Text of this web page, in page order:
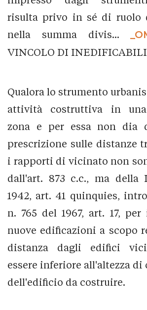
risulta privo in sé di ruolo
nella summa divis...
VINCOLO DI
Qualora lo strumento
attività costruttiva in una
zona e per essa non dia
prescrizione sulle distanze
i rapporti di vicinato non
dall'art. 873 c.c., ma della
1942, art. 41 quinquies,
n. 765 del 1967, art. 17,
nuove edificazioni a scopo
distanza dagli edifici
essere inferiore all'altezza di
dell'edificio da costruire.